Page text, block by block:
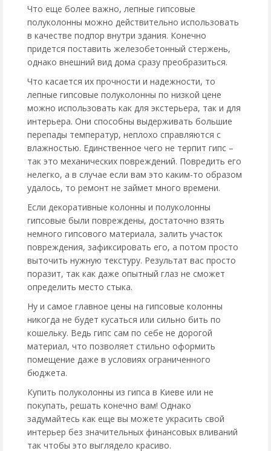
Что еще более важно, лепные гипсовые
полуколонны можно действительно использовать
в качестве подпор внутри здания. Конечно
придется поставить железобетонный стержень,
однако внешний вид дома сразу преобразиться.
Что касается их прочности и надежности, то
лепные гипсовые полуколонны по низкой цене
можно использовать как для экстерьера, так и для
интерьера. Они способны выдерживать большие
перепады температур, неплохо справляются с
влажностью. Единственное чего не терпит гипс –
так это механических повреждений. Повредить его
нелегко, а в случае если вам это каким-то образом
удалось, то ремонт не займет много времени.
Если декоративные колонны и полуколонны
гипсовые были повреждены, достаточно взять
немного гипсового материала, залить участок
повреждения, зафиксировать его, а потом просто
выточить нужную текстуру. Результат вас просто
поразит, так как даже опытный глаз не сможет
определить место стыка.
Ну и самое главное цены на гипсовые колонны
никогда не будет кусаться или сильно бить по
кошельку. Ведь гипс сам по себе не дорогой
материал, что позволяет стильно оформить
помещение даже в условиях ограниченного
бюджета.
Купить полуколонны из гипса в Киеве или не
покупать, решать конечно вам! Однако
задумайтесь как еще вы можете украсить свой
интерьер без значительных финансовых вливаний
так чтобы это выглядело красиво.